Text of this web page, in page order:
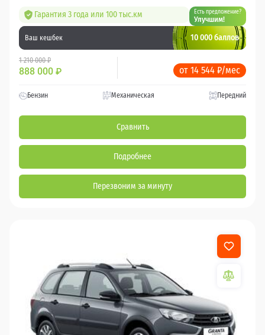
Гарантия 3 года или 100 тыс.км Есть предложение?
Улучшим!
Ваш кешбек 10 000 баллов
1 210 000 ₽
888 000 ₽ от 14 544 ₽/мес
Бензин Механическая Передний
Сравнить
Подробнее
Перезвоним за минуту